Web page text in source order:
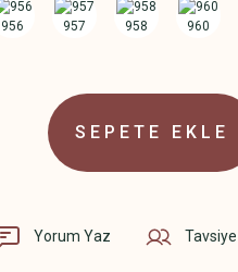
SEPETE EKLE
Yorum Yaz